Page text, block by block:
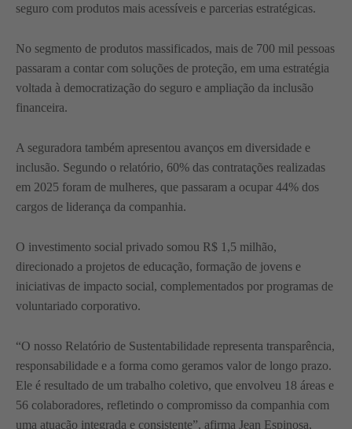
seguro com produtos mais acessíveis e parcerias estratégicas.
No segmento de produtos massificados, mais de 700 mil pessoas
passaram a contar com soluções de proteção, em uma estratégia
voltada à democratização do seguro e ampliação da inclusão
financeira.
A seguradora também apresentou avanços em diversidade e
inclusão. Segundo o relatório, 60% das contratações realizadas
em 2025 foram de mulheres, que passaram a ocupar 44% dos
cargos de liderança da companhia.
O investimento social privado somou R$ 1,5 milhão,
direcionado a projetos de educação, formação de jovens e
iniciativas de impacto social, complementados por programas de
voluntariado corporativo.
“O nosso Relatório de Sustentabilidade representa transparência,
responsabilidade e a forma como geramos valor de longo prazo.
Ele é resultado de um trabalho coletivo, que envolveu 18 áreas e
56 colaboradores, refletindo o compromisso da companhia com
uma atuação integrada e consistente”, afirma Jean Espinosa,